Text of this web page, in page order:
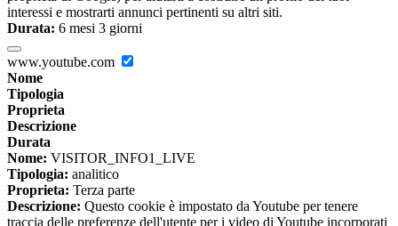
interessi e mostrarti annunci pertinenti su altri siti.
Durata: 6 mesi 3 giorni
www.youtube.com
Nome
Tipologia
Proprieta
Descrizione
Durata
Nome: VISITOR_INFO1_LIVE
Tipologia: analitico
Proprieta: Terza parte
Descrizione: Questo cookie è impostato da Youtube per tenere
traccia delle preferenze dell'utente per i video di Youtube incorporati